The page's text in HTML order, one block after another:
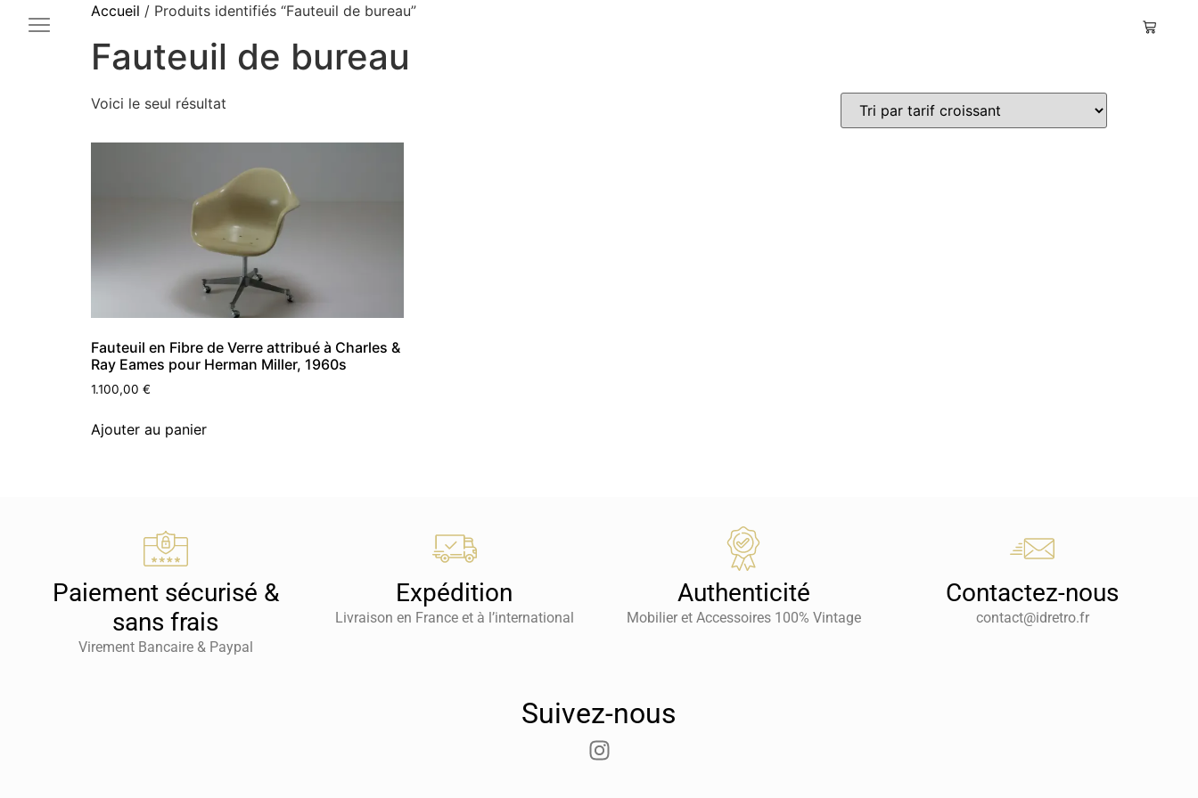
Accueil / Produits identifiés “Fauteuil de bureau”
Fauteuil de bureau
Voici le seul résultat
Fauteuil en Fibre de Verre attribué à Charles &
Ray Eames pour Herman Miller, 1960s
1.100,00 €
Ajouter au panier
Paiement sécurisé &
sans frais
Virement Bancaire & Paypal
Expédition
Livraison en France et à l’international
Authenticité
Mobilier et Accessoires 100% Vintage
Contactez-nous
contact@idretro.fr
Suivez-nous